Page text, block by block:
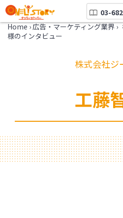
03-
Home ›広告・マーケティング業界 ›
様のインタビュー
株式会社ジ
工藤